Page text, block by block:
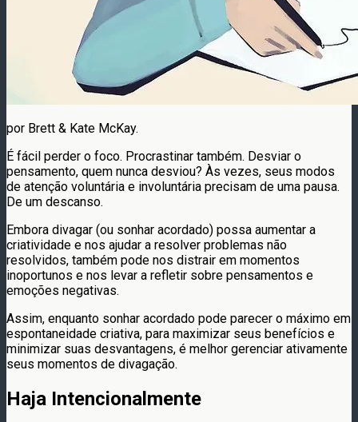
por Brett & Kate McKay.
É fácil perder o foco. Procrastinar também. Desviar o
pensamento, quem nunca desviou? Às vezes, seus modos
de atenção voluntária e involuntária precisam de uma pausa.
De um descanso.
Embora divagar (ou sonhar acordado) possa aumentar a
criatividade e nos ajudar a resolver problemas não
resolvidos, também pode nos distrair em momentos
inoportunos e nos levar a refletir sobre pensamentos e
emoções negativas.
Assim, enquanto sonhar acordado pode parecer o máximo em
espontaneidade criativa, para maximizar seus benefícios e
minimizar suas desvantagens, é melhor gerenciar ativamente
seus momentos de divagação.
Haja Intencionalmente